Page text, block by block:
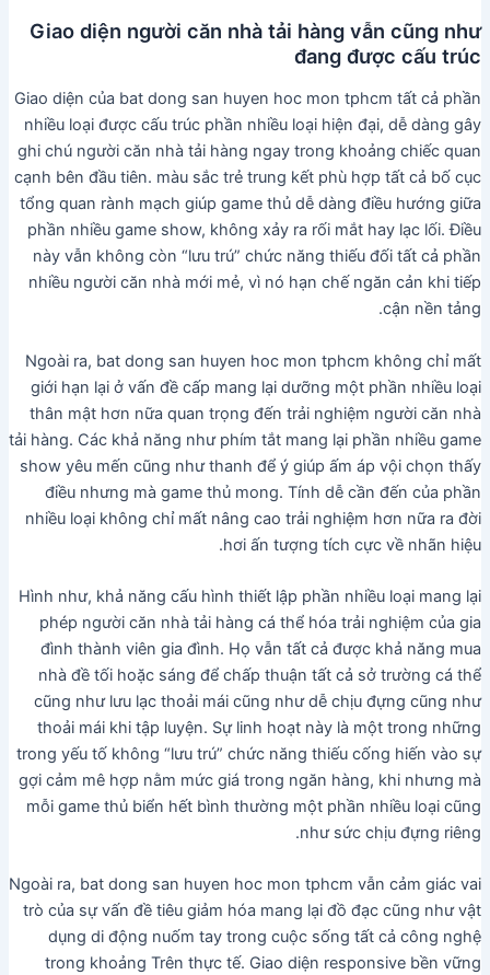
Giao diện người căn nhà tải hàng vẫn cũng như
đang được cấu trúc
Giao diện của bat dong san huyen hoc mon tphcm tất cả phần
nhiều loại được cấu trúc phần nhiều loại hiện đại, dễ dàng gây
ghi chú người căn nhà tải hàng ngay trong khoảng chiếc quan
cạnh bên đầu tiên. màu sắc trẻ trung kết phù hợp tất cả bố cục
tổng quan rành mạch giúp game thủ dễ dàng điều hướng giữa
phần nhiều game show, không xảy ra rối mắt hay lạc lối. Điều
này vẫn không còn “lưu trú” chức năng thiếu đối tất cả phần
nhiều người căn nhà mới mẻ, vì nó hạn chế ngăn cản khi tiếp
cận nền tảng.
Ngoài ra, bat dong san huyen hoc mon tphcm không chỉ mất
giới hạn lại ở vấn đề cấp mang lại dưỡng một phần nhiều loại
thân mật hơn nữa quan trọng đến trải nghiệm người căn nhà
tải hàng. Các khả năng như phím tắt mang lại phần nhiều game
show yêu mến cũng như thanh để ý giúp ấm áp vội chọn thấy
điều nhưng mà game thủ mong. Tính dễ cần đến của phần
nhiều loại không chỉ mất nâng cao trải nghiệm hơn nữa ra đời
hơi ấn tượng tích cực về nhãn hiệu.
Hình như, khả năng cấu hình thiết lập phần nhiều loại mang lại
phép người căn nhà tải hàng cá thể hóa trải nghiệm của gia
đình thành viên gia đình. Họ vẫn tất cả được khả năng mua
nhà đề tối hoặc sáng để chấp thuận tất cả sở trường cá thể
cũng như lưu lạc thoải mái cũng như dễ chịu đựng cũng như
thoải mái khi tập luyện. Sự linh hoạt này là một trong những
trong yếu tố không “lưu trú” chức năng thiếu cống hiến vào sự
gợi cảm mê hợp nằm mức giá trong ngăn hàng, khi nhưng mà
mỗi game thủ biển hết bình thường một phần nhiều loại cũng
như sức chịu đựng riêng.
Ngoài ra, bat dong san huyen hoc mon tphcm vẫn cảm giác vai
trò của sự vấn đề tiêu giảm hóa mang lại đồ đạc cũng như vật
dụng di động nuốm tay trong cuộc sống tất cả công nghệ
trong khoảng Trên thực tế. Giao diện responsive bền vững